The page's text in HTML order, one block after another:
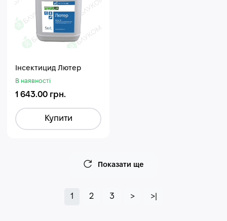
Інсектицид Лютер
В наявності
1 643.00 грн.
Купити
Показати ще
1 2 3 > >|